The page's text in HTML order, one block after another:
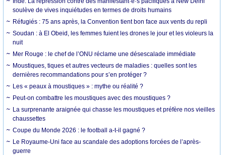
soulève de vives inquiétudes en termes de droits humains
Réfugiés : 75 ans après, la Convention tient bon face aux vents du repli
Soudan : à El Obeid, les femmes fuient les drones le jour et les violeurs la
nuit
Mer Rouge : le chef de l’ONU réclame une désescalade immédiate
Moustiques, tiques et autres vecteurs de maladies : quelles sont les
dernières recommandations pour s’en protéger ?
Les « peaux à moustiques » : mythe ou réalité ?
Peut-on combattre les moustiques avec des moustiques ?
La surprenante araignée qui chasse les moustiques et préfère nos vieilles
chaussettes
Coupe du Monde 2026 : le football a-t-il gagné ?
Le Royaume-Uni face au scandale des adoptions forcées de l’après-
guerre